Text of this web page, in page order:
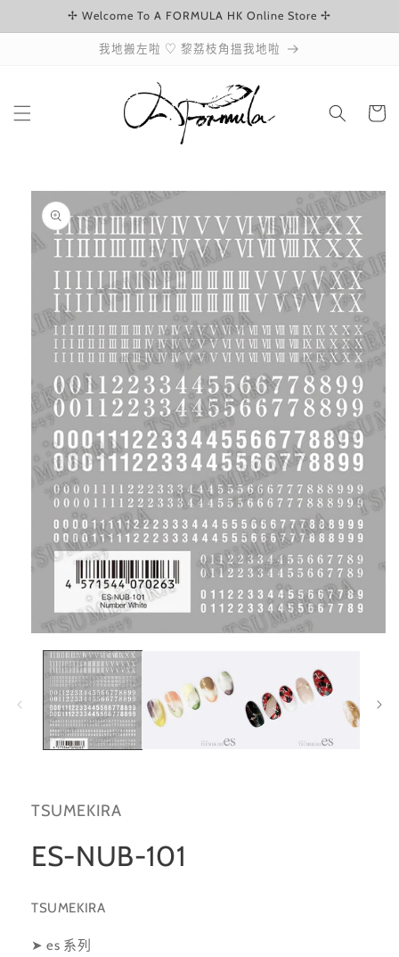
跳至內容✢ Welcome To A FORMULA HK Online Store ✢
我地搬左啦 ♡ 黎荔枝角搵我地啦
物
略過產品
資訊
案
1
TSUMEKIRA
ES-NUB-101
TSUMEKIRA
➤ es 系列